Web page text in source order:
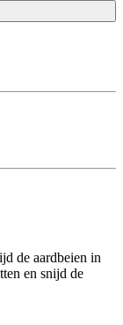
de aardbeien in
en snijd de